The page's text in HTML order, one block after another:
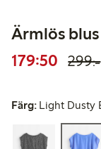
Ärmlös
179:50 299:-
Färg: Light Dusty